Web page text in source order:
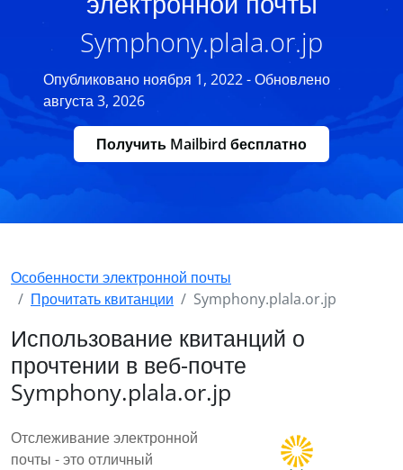
Symphony.plala.or.jp
Опубликовано ноября 1, 2022 - Обновлено
августа 3, 2026
Получить Mailbird бесплатно
Особенности электронной почты
Прочитать квитанции
Symphony.plala.or.jp
Использование квитанций о
прочтении в веб-почте
Symphony.plala.or.jp
Отслеживание электронной
почты - это отличный